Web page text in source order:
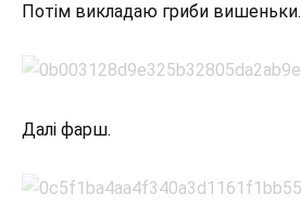
Потім викладаю гриби вишеньки.
Далі фарш.